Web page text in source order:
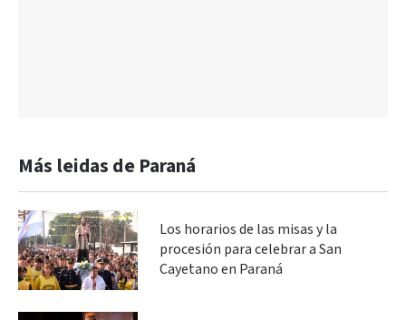
Más leidas de Paraná
Los horarios de las misas y la
procesión para celebrar a San
Cayetano en Paraná